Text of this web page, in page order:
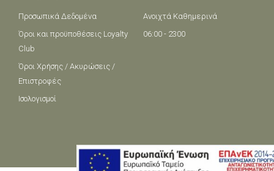
Προσωπικά Δεδομένα
Όροι και πρoϋποθέσεις Loyalty
Club
Όροι Χρήσης / Ακυρώσεις /
Επιστροφές
Ισολογισμοί
Ανοιχτά Καθημερινά
06:00 - 2300